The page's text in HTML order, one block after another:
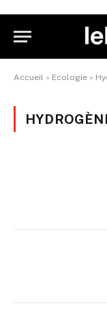
Accueil » Ecologie »